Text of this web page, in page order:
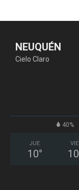
NEUQUÉN
Cielo Claro
40%
JUE
10°
VIE
10